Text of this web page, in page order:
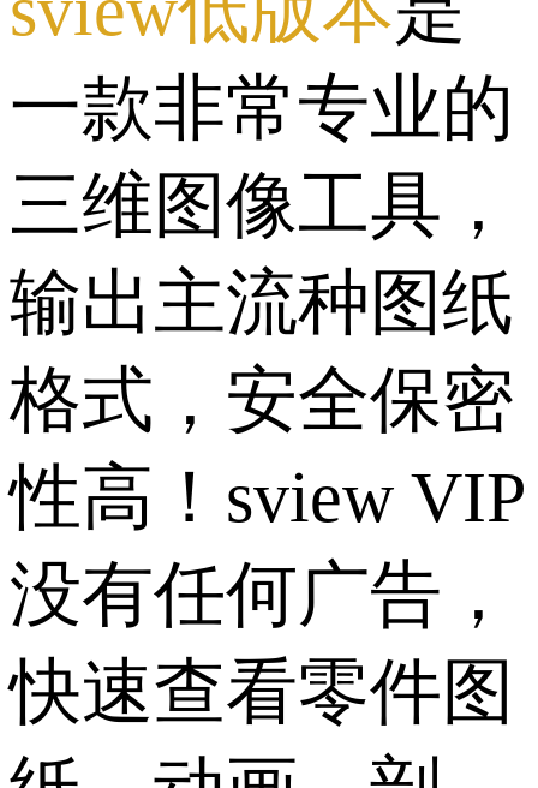
一款非常专业的
三维图像工具，
输出主流种图纸
格式，安全保密
性高！sview VIP
没有任何广告，
快速查看零件图